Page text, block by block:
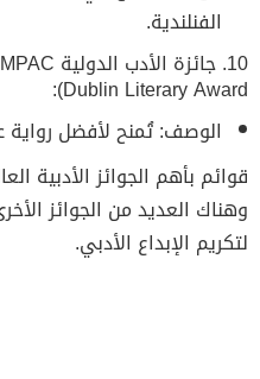
الفنلندية.
Dublin Literary Award):
الوصف: تُمنح لأفضل رواية
قوائم بأهم الجوائز الأدبية
وهناك العديد من الجوائز
لتكريم الإبداع الأدبي.